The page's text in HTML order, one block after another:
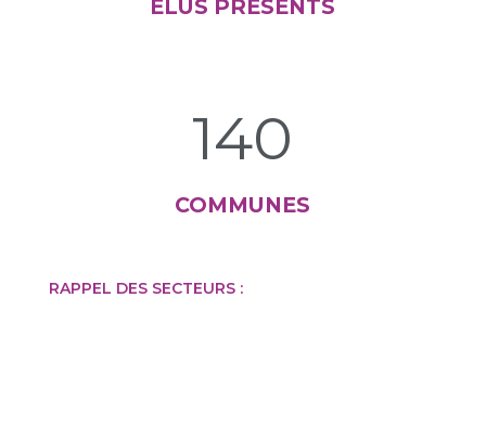
ÉLUS PRÉSENTS
140
COMMUNES
RAPPEL DES SECTEURS :